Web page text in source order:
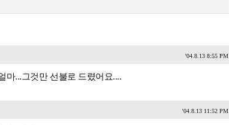
'04.8.13 8:55 PM
마...그것만 선불로 드렸어요....
'04.8.13 11:52 PM